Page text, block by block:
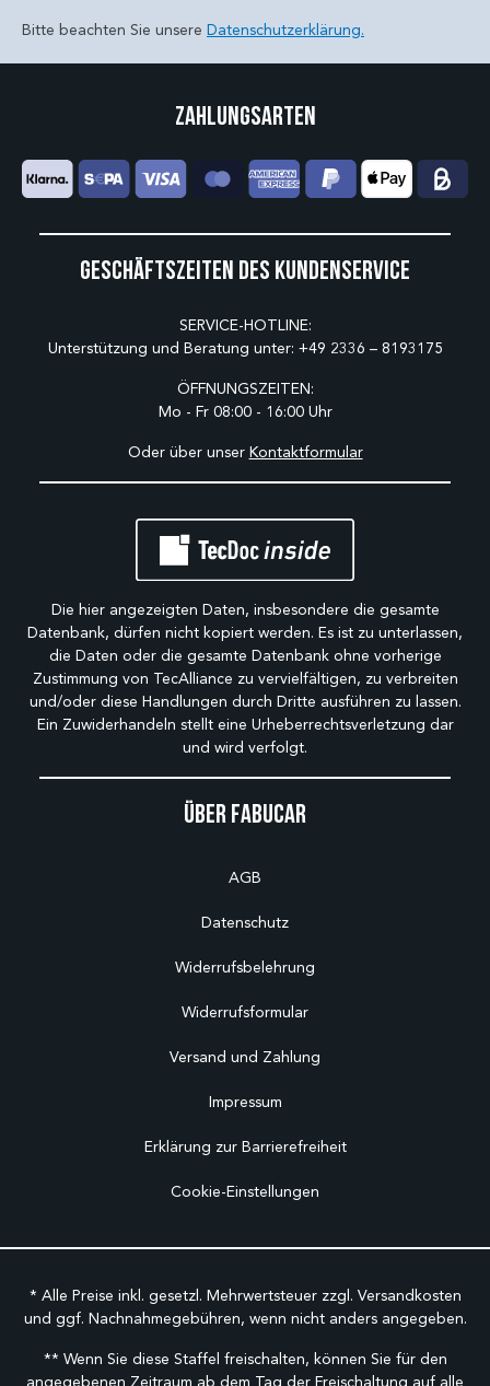
Bitte beachten Sie unsere Datenschutzerklärung.
Über Fabucar
AGB
Datenschutz
Widerrufsbelehrung
Widerrufsformular
Versand und Zahlung
Impressum
Erklärung zur Barrierefreiheit
Cookie-Einstellungen
Geschäftszeiten des Kundenservice
SERVICE-HOTLINE:
Unterstützung und Beratung unter: +49 2336 – 8193175
ÖFFNUNGSZEITEN:
Mo - Fr 08:00 - 16:00 Uhr
Oder über unser Kontaktformular
Zahlungsarten
Die hier angezeigten Daten, insbesondere die gesamte
Datenbank, dürfen nicht kopiert werden. Es ist zu unterlassen,
die Daten oder die gesamte Datenbank ohne vorherige
Zustimmung von TecAlliance zu vervielfältigen, zu verbreiten
und/oder diese Handlungen durch Dritte ausführen zu lassen.
Ein Zuwiderhandeln stellt eine Urheberrechtsverletzung dar
und wird verfolgt.
* Alle Preise inkl. gesetzl. Mehrwertsteuer zzgl. Versandkosten
und ggf. Nachnahmegebühren, wenn nicht anders angegeben.
** Wenn Sie diese Staffel freischalten, können Sie für den